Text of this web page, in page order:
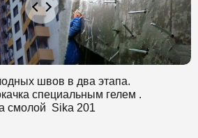
швов в два этапа.
специальным гелем .
смолой Sika 201